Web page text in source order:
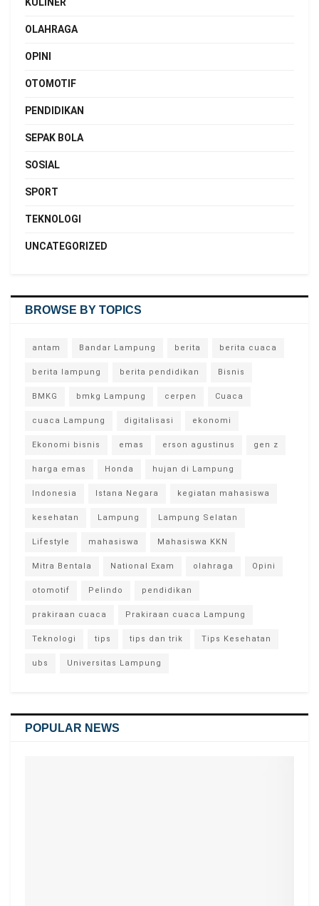
OLAHRAGA
OPINI
OTOMOTIF
PENDIDIKAN
SEPAK BOLA
SOSIAL
SPORT
TEKNOLOGI
UNCATEGORIZED
BROWSE BY TOPICS
antam Bandar Lampung berita berita cuaca
berita lampung berita pendidikan Bisnis
BMKG bmkg Lampung cerpen Cuaca
cuaca Lampung digitalisasi ekonomi
Ekonomi bisnis emas erson agustinus gen z
harga emas Honda hujan di Lampung
Indonesia Istana Negara kegiatan mahasiswa
kesehatan Lampung Lampung Selatan
Lifestyle mahasiswa Mahasiswa KKN
Mitra Bentala National Exam olahraga Opini
otomotif Pelindo pendidikan
prakiraan cuaca Prakiraan cuaca Lampung
Teknologi tips tips dan trik Tips Kesehatan
ubs Universitas Lampung
POPULAR NEWS